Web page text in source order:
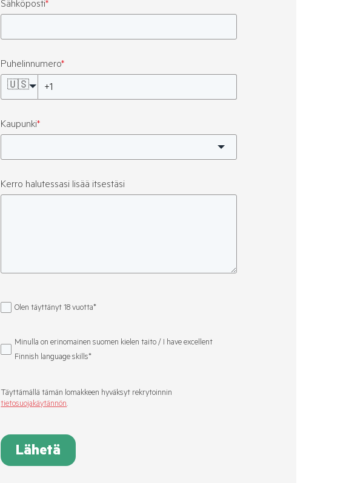
Sähköposti*
Puhelinnumero*
🇺🇸
Kaupunki*
Kerro halutessasi lisää itsestäsi
Olen täyttänyt 18 vuotta*
Minulla on erinomainen suomen kielen taito / I have excellent
Finnish language skills*
Täyttämällä tämän lomakkeen hyväksyt rekrytoinnin
tietosuojakäytännön.
Lähetä